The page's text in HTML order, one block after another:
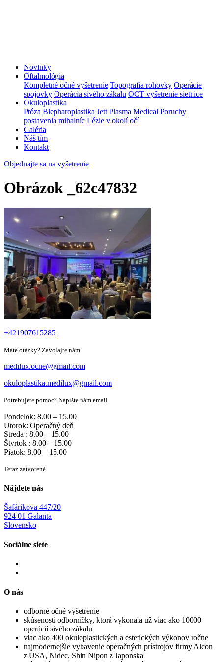
Novinky
Oftalmológia
Kompletné očné vyšetrenie Topografia rohovky Operácie
spojovky Operácia sivého zákalu OCT vyšetrenie sietnice
Okuloplastika
Ptóza Blepharoplastika Jett Plasma Medical Poruchy
postavenia mihalníc Lézie v okolí očí
Galéria
Náš tím
Kontakt
Objednajte sa na vyšetrenie
Obrázok _62c47832
+421907615285
Máte otázky? Zavolajte nám
medilux.ocne@gmail.com
okuloplastika.medilux@gmail.com
Potrebujete pomoc? Napíšte nám email
Pondelok: 8.00 – 15.00
Utorok: Operačný deň
Streda : 8.00 – 15.00
Štvrtok : 8.00 – 15.00
Piatok: 8.00 – 15.00
Teraz zatvorené
Nájdete nás
Šafárikova 447/20
924 01 Galanta
Slovensko
Sociálne siete
O nás
odborné očné vyšetrenie
skúsenosti odborníčky, ktorá vykonala už viac ako 10000
operácií sivého zákalu
viac ako 400 okuloplastických a estetických výkonov ročne
najmodernejšie vybavenie operačných prístrojov firmy Alcon
z USA, Nidec, Shin Nipon z Japonska